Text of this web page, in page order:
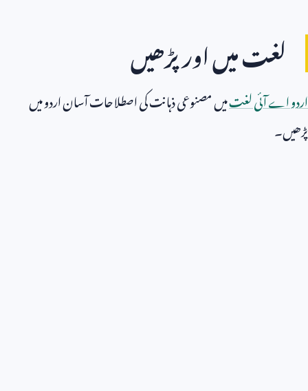
لغت میں اور پڑھیں
اردو اے آئی لغتمیں مصنوعی ذہانت کی اصطلاحات آسان اردو میں
پڑھیں۔